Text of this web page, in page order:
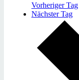
Vorheriger Tag
Nächster Tag